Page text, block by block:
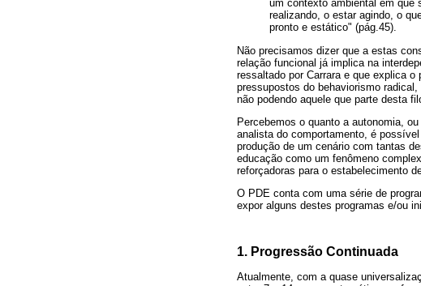
um contexto ambiental em que
realizando, o estar agindo, o
pronto e estático" (pág.45).
Não precisamos dizer que a estas
relação funcional já implica na
ressaltado por Carrara e que explica
pressupostos do behaviorismo
não podendo aquele que parte desta
Percebemos o quanto a autonomia,
analista do comportamento, é
produção de um cenário com tantas
educação como um fenômeno
reforçadoras para o estabelecimento
O PDE conta com uma série de
expor alguns destes programas e/ou
1. Progressão Continuada
Atualmente, com a quase